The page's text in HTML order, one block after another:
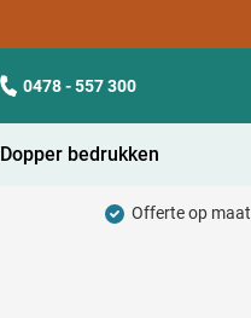
0478 - 557 300
Dopper bedrukken
Offerte op maat